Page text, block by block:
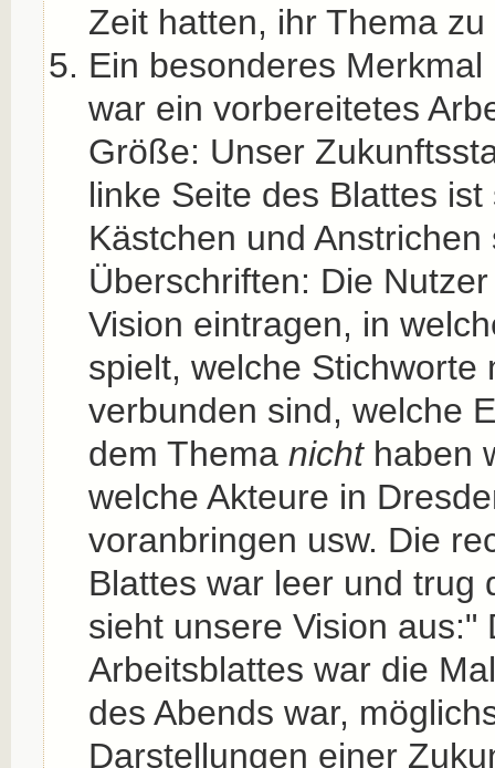
Zeit hatten, ihr Thema
Ein besonderes
war ein vorbereitetes
Größe: Unser
linke Seite des Blattes
Kästchen und Anstrichen
Überschriften: Die
Vision eintragen, in
spielt, welche Stichworte
verbunden sind, welche
dem Thema nichthaben
welche Akteure in
voranbringen usw. Die
Blattes war leer und trug
sieht unsere Vision aus:"
Arbeitsblattes war die
des Abends war,
Darstellungen einer